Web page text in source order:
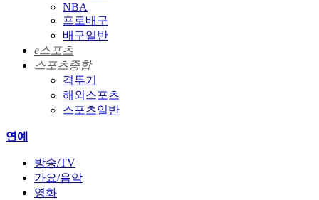
NBA
프로배구
배구일반
e스포츠
스포츠종합
격투기
해외스포츠
스포츠일반
연예
방송/TV
가요/음악
영화